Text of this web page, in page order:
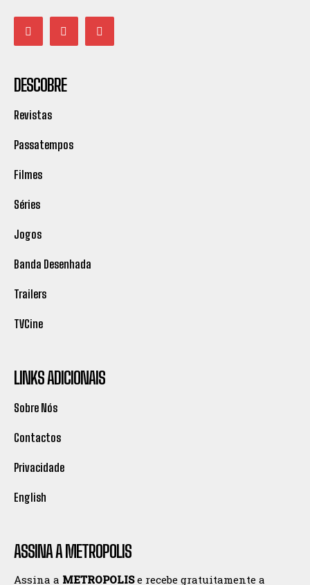
DESCOBRE
Revistas
Passatempos
Filmes
Séries
Jogos
Banda Desenhada
Trailers
TVCine
LINKS ADICIONAIS
Sobre Nós
Contactos
Privacidade
English
ASSINA A METROPOLIS
Assina a METROPOLISe recebe gratuitamente a